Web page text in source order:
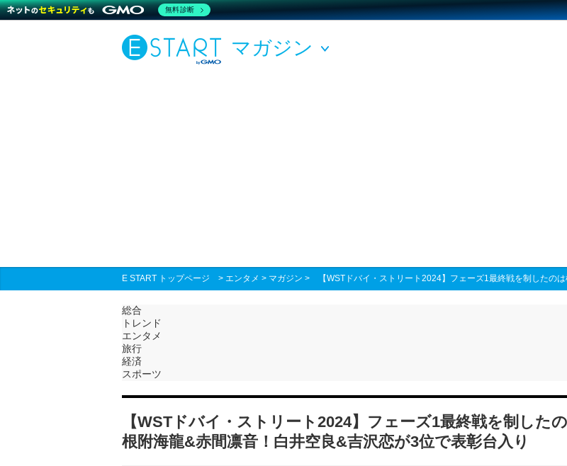
マガジン
E START トップページ > エンタメ > マガジン > 【WSTドバイ・ストリート2024】フェーズ1最終戦を制したの
総合
トレンド
エンタメ
旅行
経済
スポーツ
【WSTドバイ・ストリート2024】フェーズ1最終戦を制した
根附海龍&赤間凛音！白井空良&吉沢恋が3位で表彰台入り
無料診断